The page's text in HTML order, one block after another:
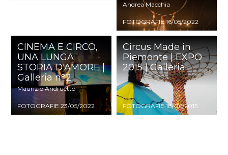
Andrea Macchia
FOTOGRAFIE 16/05/2022
CINEMA E CIRCO,
UNA LUNGA
STORIA D'AMORE |
Galleria n°2
Maurizio Andruetto
FOTOGRAFIE 23/05/2022
Circus Made in
Piemonte | EXPO
2015 | Galleria
FOTOGRAFIE 18/06/2015